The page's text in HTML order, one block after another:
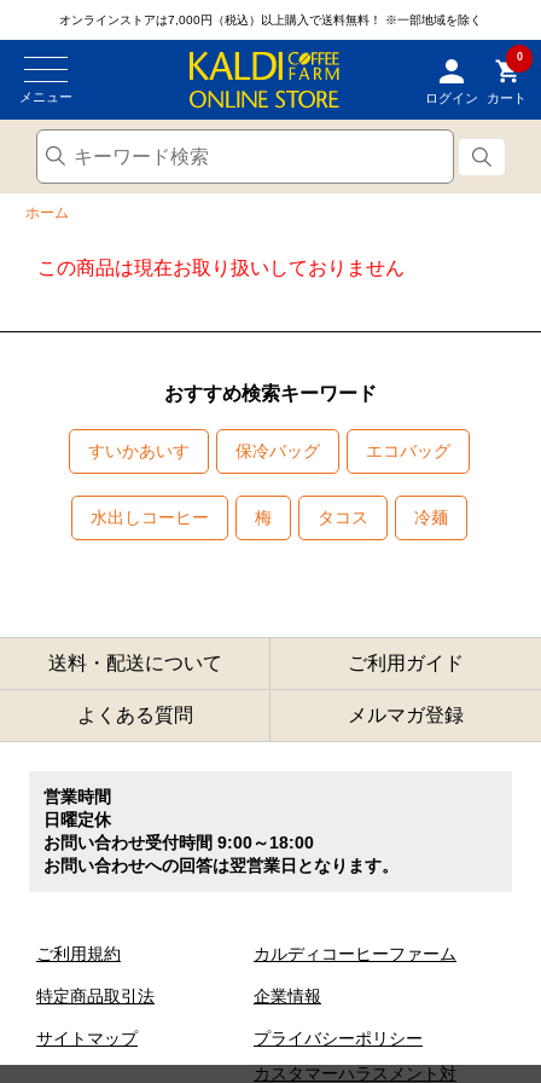
オンラインストアは7,000円（税込）以上購入で送料無料！ ※一部地域を除く
メニュー ログイン
0
カート
ホーム
この商品は現在お取り扱いしておりません
おすすめ検索キーワード
すいかあいす 保冷バッグ エコバッグ
水出しコーヒー 梅 タコス 冷麺
送料・配送について ご利用ガイド
よくある質問 メルマガ登録
営業時間
日曜定休
お問い合わせ受付時間 9:00～18:00
お問い合わせへの回答は翌営業日となります。
ご利用規約
特定商品取引法
サイトマップ
カルディコーヒーファーム
企業情報
プライバシーポリシー
カスタマーハラスメント対